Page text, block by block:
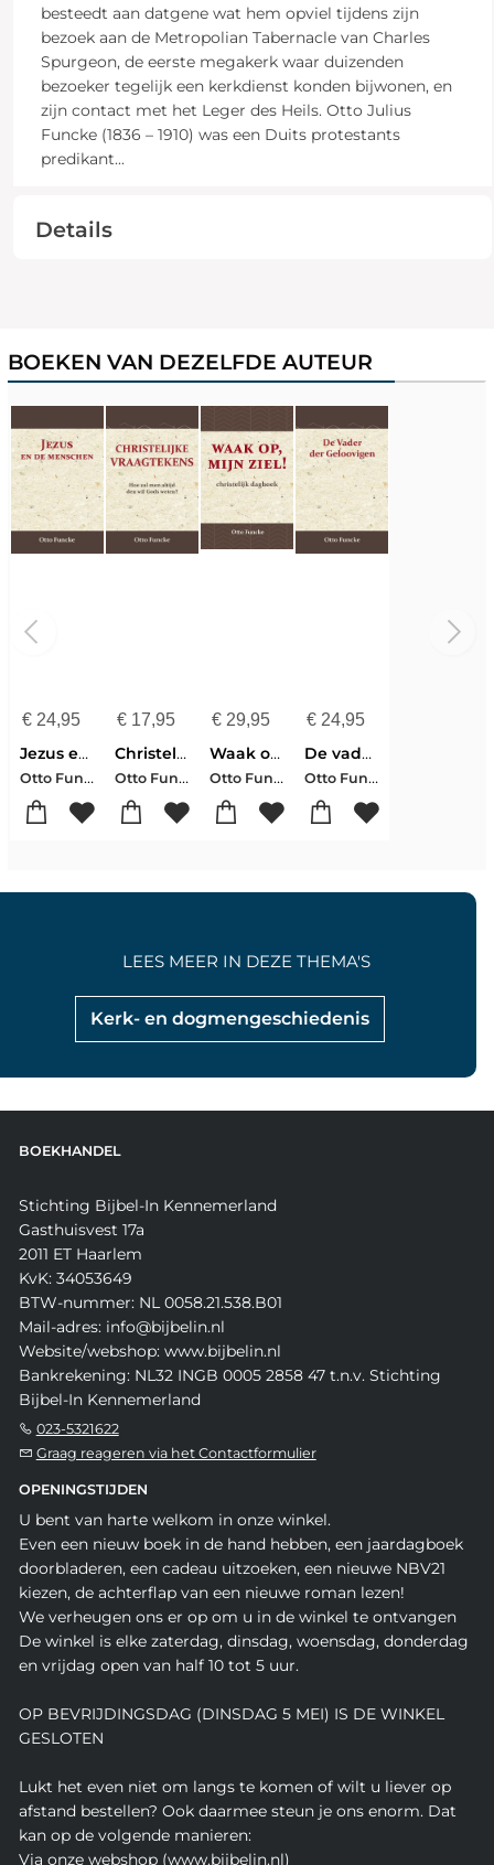
besteedt aan datgene wat hem opviel tijdens zijn
bezoek aan de Metropolian Tabernacle van Charles
Spurgeon, de eerste megakerk waar duizenden
bezoeker tegelijk een kerkdienst konden bijwonen, en
zijn contact met het Leger des Heils. Otto Julius
Funcke (1836 – 1910) was een Duits protestants
predikant...
Details
BOEKEN VAN DEZELFDE AUTEUR
€24,95
Jezus en de menschen
Otto Funcke
€17,95
Christelijke Vraagtekens
Otto Funcke
€ 29,95
Waak op, mijn ziel!
Otto Funcke
€ 24,95
De vader der geloovigen
Otto Funcke
Kerk- en dogmengeschiedenis
LEES MEER IN DEZE THEMA'S
BOEKHANDEL
Stichting Bijbel-In Kennemerland
Gasthuisvest 17a
2011 ET Haarlem
KvK: 34053649
BTW-nummer: NL 0058.21.538.B01
Mail-adres: info@bijbelin.nl
Website/webshop: www.bijbelin.nl
Bankrekening: NL32 INGB 0005 2858 47 t.n.v. Stichting
Bijbel-In Kennemerland
023-5321622
Graag reageren via het Contactformulier
OPENINGSTIJDEN
U bent van harte welkom in onze winkel.
Even een nieuw boek in de hand hebben, een jaardagboek
doorbladeren, een cadeau uitzoeken, een nieuwe NBV21
kiezen, de achterflap van een nieuwe roman lezen!
We verheugen ons er op om u in de winkel te ontvangen
De winkel is elke zaterdag, dinsdag, woensdag, donderdag
en vrijdag open van half 10 tot 5 uur.
OP BEVRIJDINGSDAG (DINSDAG 5 MEI) IS DE WINKEL
GESLOTEN
Lukt het even niet om langs te komen of wilt u liever op
afstand bestellen? Ook daarmee steun je ons enorm. Dat
kan op de volgende manieren:
Via onze webshop (www.bijbelin.nl)